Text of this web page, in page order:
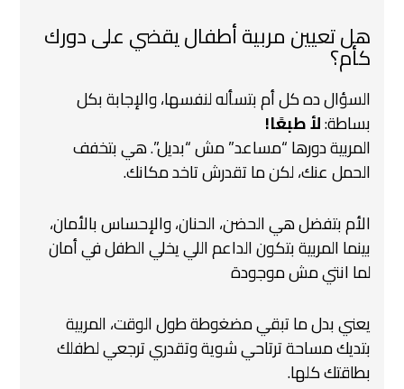
هل تعيين مربية أطفال يقضي على دورك
كأم؟
السؤال ده كل أم بتسأله لنفسها، والإجابة بكل
بساطة:لأ طبعًا!
المربية دورها “مساعد” مش “بديل”. هي بتخفف
الحمل عنك، لكن ما تقدرش تاخد مكانك.
الأم بتفضل هي الحضن، الحنان، والإحساس بالأمان،
بينما المربية بتكون الداعم اللي يخلي الطفل في أمان
لما انتي مش موجودة ‍
يعني بدل ما تبقي مضغوطة طول الوقت، المربية
بتديك مساحة ترتاحي شوية وتقدري ترجعي لطفلك
بطاقتك كلها.